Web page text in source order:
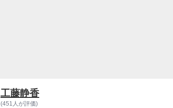
工藤静香
(451人が評価)